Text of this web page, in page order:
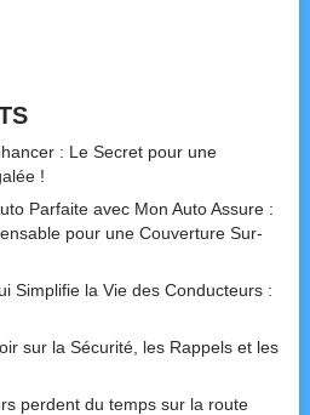
: Le Secret pour une
!
Parfaite avec Mon Auto Assure :
pour une Couverture Sur-
Simplifie la Vie des Conducteurs :
sur la Sécurité, les Rappels et les
perdent du temps sur la route